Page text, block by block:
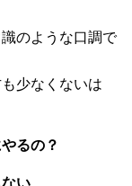
のような口調で
少なくないは
るの？